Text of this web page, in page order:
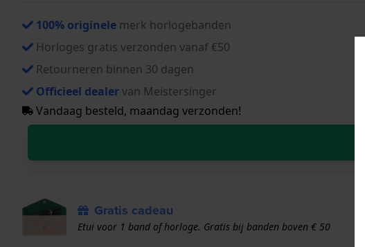
100% originele merk horlogebanden
Horloges gratis verzonden vanaf €50
Retourneren binnen 30 dagen
Officieel dealervan Meistersinger
Vandaag besteld, maandag verzonden!
Gratis cadeau
Etui voor 1 band of horloge. Gratis bij banden boven € 50